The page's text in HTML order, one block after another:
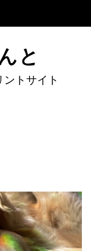
と
トサイト